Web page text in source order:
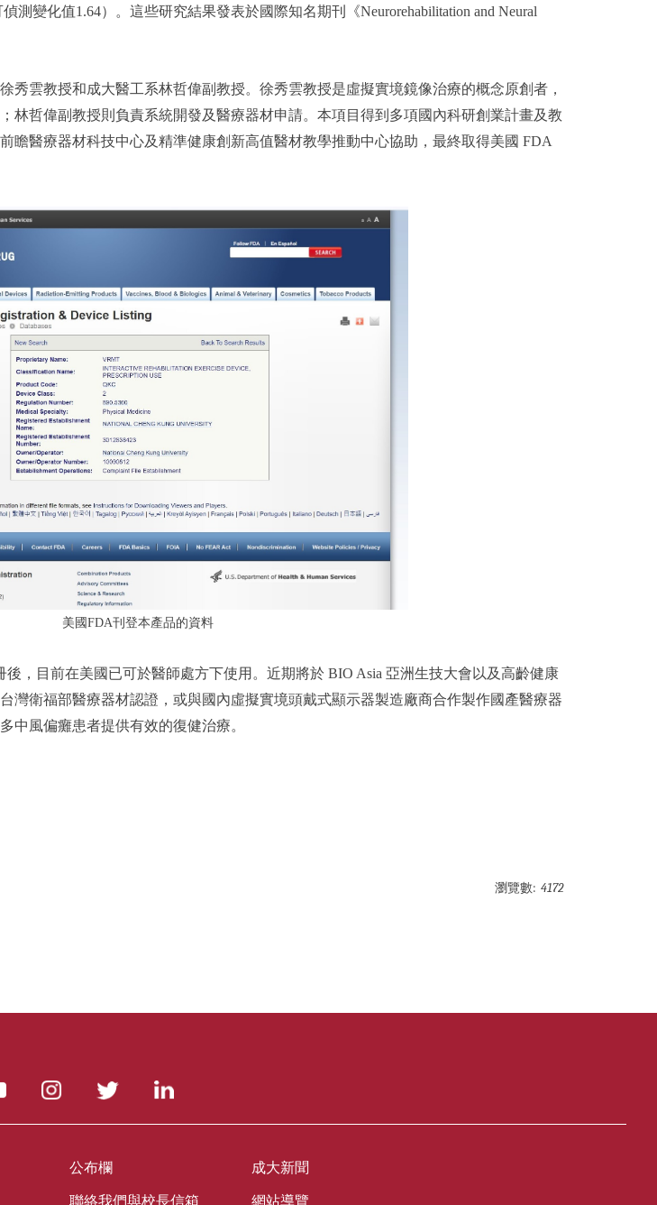
測變化值1.64）。這些研究結果發表於國際知名期刊《Neurorehabilitation and Neural
秀雲教授和成大醫工系林哲偉副教授。徐秀雲教授是虛擬實境鏡像治療的概念原創者，
林哲偉副教授則負責系統開發及醫療器材申請。本項目得到多項國內科研創業計畫及教
瞻醫療器材科技中心及精準健康創新高值醫材教學推動中心協助，最終取得美國 FDA
美國FDA刊登本產品的資料
，目前在美國已可於醫師處方下使用。近期將於 BIO Asia 亞洲生技大會以及高齡健康
灣衛福部醫療器材認證，或與國內虛擬實境頭戴式顯示器製造廠商合作製作國產醫療器
中風偏癱患者提供有效的復健治療。
瀏覽數: 4172
公布欄 成大新聞
聯絡我們與校長信箱 網站導覽